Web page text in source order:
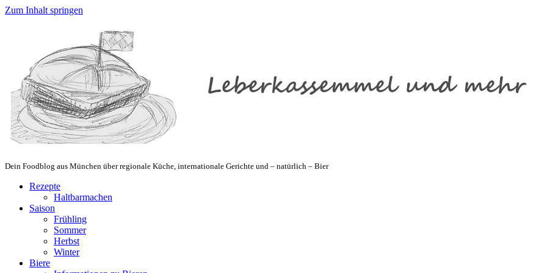
Zum Inhalt springen
Dein Foodblog aus München über regionale Küche, internationale Gerichte und – natürlich – Bier
Rezepte
Haltbarmachen
Saison
Frühling
Sommer
Herbst
Winter
Biere